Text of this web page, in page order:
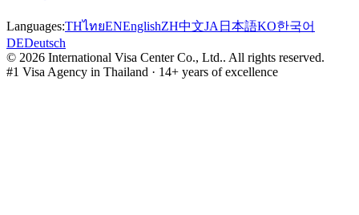
Languages:THไทยENEnglishZH中文JA 日本語KO한국어
DEDeutsch
© 2026 International Visa Center Co., Ltd.. All rights reserved.
#1 Visa Agency in Thailand · 14+ years of excellence